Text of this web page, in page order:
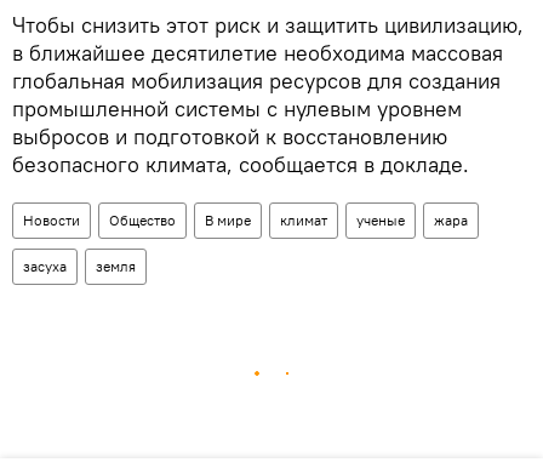
Чтобы снизить этот риск и защитить цивилизацию,
в ближайшее десятилетие необходима массовая
глобальная мобилизация ресурсов для создания
промышленной системы с нулевым уровнем
выбросов и подготовкой к восстановлению
безопасного климата, сообщается в докладе.
Новости Общество В мире климат ученые жара
засуха земля